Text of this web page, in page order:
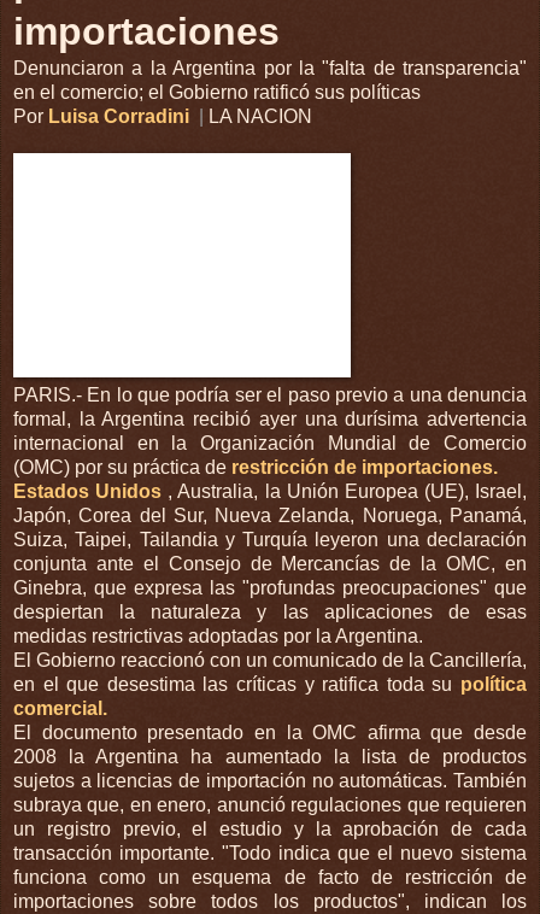
importaciones
Denunciaron a la Argentina por la "falta de transparencia"
en el comercio; el Gobierno ratificó sus políticas
Por Luisa Corradini LA NACION
PARIS.- En lo que podría ser el paso previo a una denuncia
formal, la Argentina recibió ayer una durísima advertencia
internacional en la Organización Mundial de Comercio
(OMC) por su práctica de restricción de importaciones.
Estados Unidos , Australia, la Unión Europea (UE), Israel,
Japón, Corea del Sur, Nueva Zelanda, Noruega, Panamá,
Suiza, Taipei, Tailandia y Turquía leyeron una declaración
conjunta ante el Consejo de Mercancías de la OMC, en
Ginebra, que expresa las "profundas preocupaciones" que
despiertan la naturaleza y las aplicaciones de esas
medidas restrictivas adoptadas por la Argentina.
El Gobierno reaccionó con un comunicado de la Cancillería,
en el que desestima las críticas y ratifica toda su política
comercial.
El documento presentado en la OMC afirma que desde
2008 la Argentina ha aumentado la lista de productos
sujetos a licencias de importación no automáticas. También
subraya que, en enero, anunció regulaciones que requieren
un registro previo, el estudio y la aprobación de cada
transacción importante. "Todo indica que el nuevo sistema
funciona como un esquema de facto de restricción de
importaciones sobre todos los productos", indican los